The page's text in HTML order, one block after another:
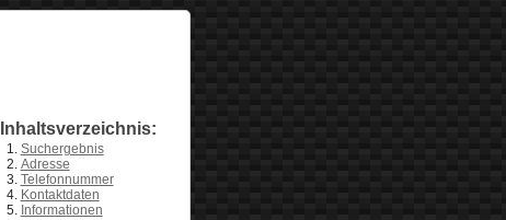
Inhaltsverzeichnis:
Suchergebnis
Adresse
Telefonnummer
Kontaktdaten
Informationen